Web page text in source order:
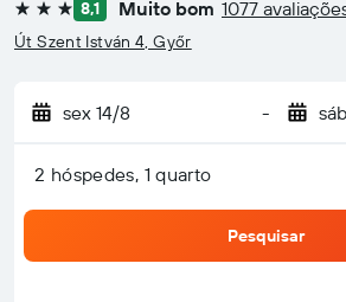
3 estrelas8,1 Muito bom 1077
Út Szent István 4, Győr
sex 14/8 -
2 hóspedes, 1 quarto
Pesquisar